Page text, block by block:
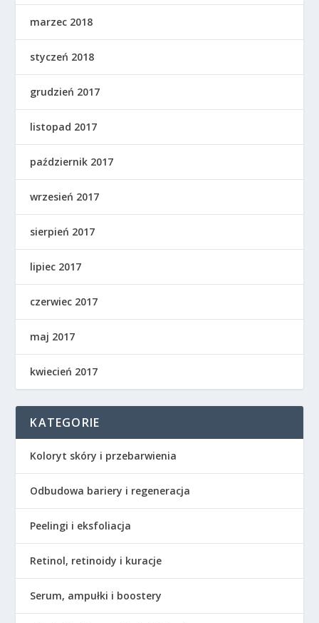
marzec 2018
styczeń 2018
grudzień 2017
listopad 2017
październik 2017
wrzesień 2017
sierpień 2017
lipiec 2017
czerwiec 2017
maj 2017
kwiecień 2017
KATEGORIE
Koloryt skóry i przebarwienia
Odbudowa bariery i regeneracja
Peelingi i eksfoliacja
Retinol, retinoidy i kuracje
Serum, ampułki i boostery